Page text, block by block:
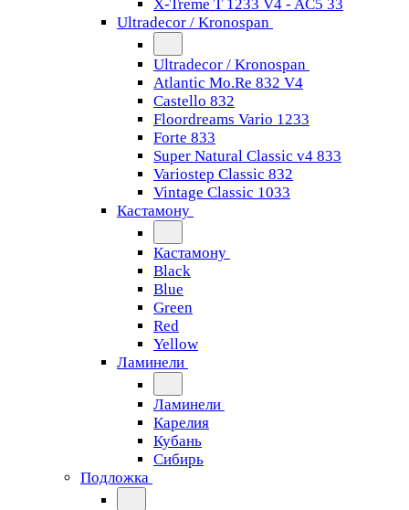
X-Treme T 1233 V4 - AC5 33
Ultradecor / Kronospan
Ultradecor / Kronospan
Atlantic Mo.Re 832 V4
Castello 832
Floordreams Vario 1233
Forte 833
Super Natural Classic v4 833
Variostep Classic 832
Vintage Classic 1033
Кастамону
Кастамону
Black
Blue
Green
Red
Yellow
Ламинели
Ламинели
Карелия
Кубань
Сибирь
Подложка